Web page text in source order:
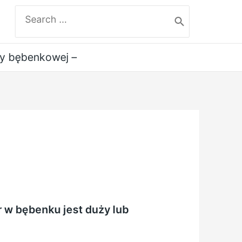
for:
bębenkowej –
w bębenku jest duży lub